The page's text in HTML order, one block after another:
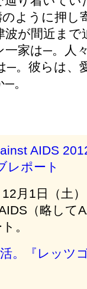
ように押
が間近まで
家は─。人
─。彼らは、
。
AIDS
レポート
月1日（土
（略して
。
。『レッツ